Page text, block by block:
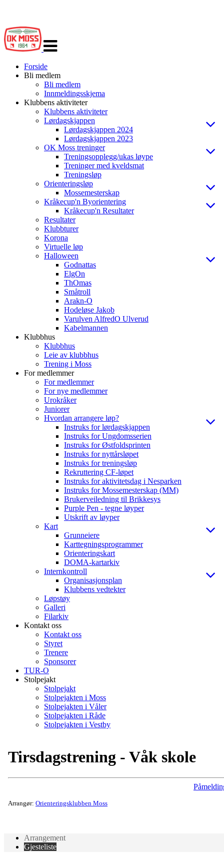
navigasjon
Forside
Bli medlem
Bli medlem
Innmeldingsskjema
Klubbens aktiviteter
Klubbens aktiviteter
Lørdagskjappen
Lørdagskjappen 2024
Lørdagskjappen 2023
OK Moss treninger
Treningsopplegg/ukas løype
Treninger med kveldsmat
Treningsløp
Orienteringsløp
Mossemesterskap
Kråkecup'n Byorientering
Kråkecup'n Resultater
Resultater
Klubbturer
Korona
Virtuelle løp
Halloween
Godnattas
ElgOn
ThOmas
Småtroll
Arakn-O
Hodeløse Jakob
Varulven AlfredO Ulverud
Kabelmannen
Klubbhus
Klubbhus
Leie av klubbhus
Trening i Moss
For medlemmer
For medlemmer
For nye medlemmer
Urokråker
Juniorer
Hvordan arrangere løp?
Instruks for lørdagskjappen
Instruks for Ungdomsserien
Instruks for Østfoldsprinten
Instruks for nyttårsløpet
Instruks for treningsløp
Rekruttering CF-løpet
Instruks for aktivitetsdag i Nesparken
Instruks for Mossemesterskap (MM)
Brukerveiledning til Brikkesys
Purple Pen - tegne løyper
Utskrift av løyper
Kart
Grunneiere
Karttegningsprogrammer
Orienteringskart
DOMA-kartarkiv
Internkontroll
Organisasjonsplan
Klubbens vedtekter
Løpstøy
Galleri
Filarkiv
Kontakt oss
Kontakt oss
Styret
Trenere
Sponsorer
TUR-O
Stolpejakt
Stolpejakt
Stolpejakten i Moss
Stolpejakten i Våler
Stolpejakten i Råde
Stolpejakten i Vestby
Tirsdagstrening - Våk skole
Arrangør: Orienteringsklubben Moss
Arrangement
Gjesteliste